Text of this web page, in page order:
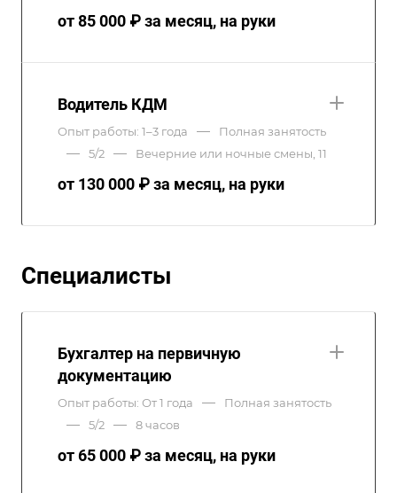
от 85 000 ₽ за месяц, на руки
Водитель КДМ
Опыт работы: 1–3 года — Полная занятость
— 5/2 — Вечерние или ночные смены, 11
от 130 000 ₽ за месяц, на руки
Специалисты
Бухгалтер на первичную
документацию
Опыт работы: От 1 года — Полная занятость
— 5/2 — 8 часов
от 65 000 ₽ за месяц, на руки